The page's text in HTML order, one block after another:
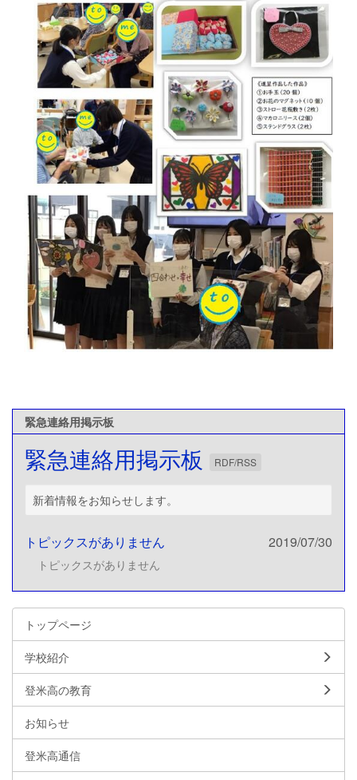
緊急連絡用掲示板
緊急連絡用掲示板 RDF/RSS
新着情報をお知らせします。
トピックスがありません 2019/07/30
トピックスがありません
トップページ
学校紹介
登米高の教育
お知らせ
登米高通信